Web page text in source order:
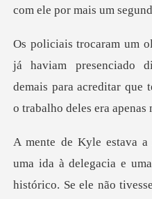
presenciado
demais para acreditar que
histórico. Se ele não